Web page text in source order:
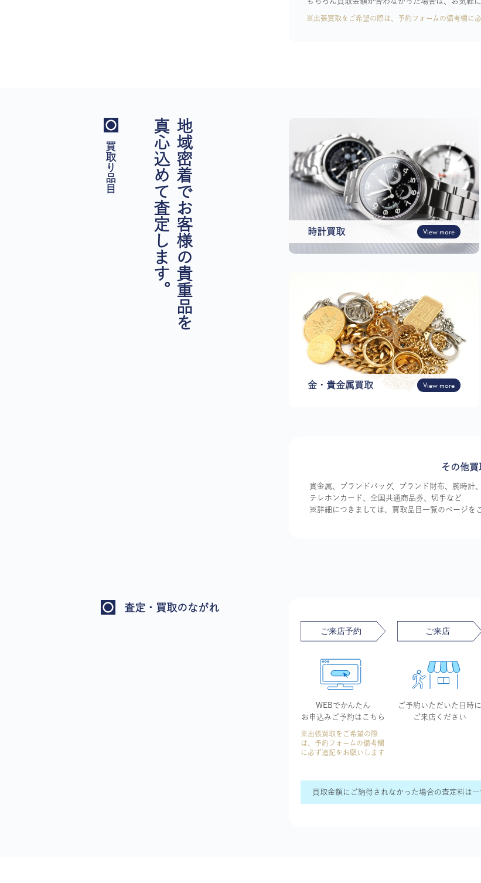
※出張買取をご希望の際は、予約フォームの備考欄に
買取り品目 地域密着でお客様の貴重品を
真心込めて査定します。 時計買取 View more
金・貴金属買取 View more
その他買
貴金属、ブランドバッグ、ブランド財布、腕時計
テレホンカード、全国共通商品券、切手など
※詳細につきましては、買取品目一覧のページを
査定・買取のながれ
WEBでかんたん
お申込み ご予約はこちら
※出張買取をご希望の際
は、予約フォームの備考欄
に必ず追記をお願いします
ご予約いただいた 日時に
ご来店ください
買取金額にご納得されなかった場合の査定料は